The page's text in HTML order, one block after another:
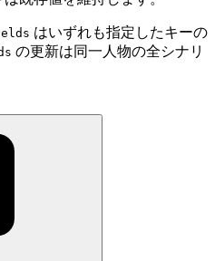
はいずれも指定したキーの
の更新は同一人物の全シナリ